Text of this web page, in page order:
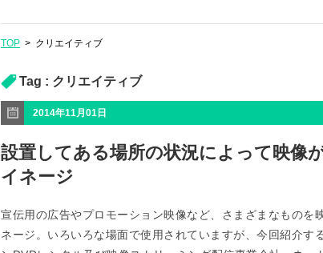
TOP > クリエイティブ
Tag : クリエイティブ
2014年11月01日
設置してある場所の状況によって映像
イネージ
宣伝用の広告やプロモーション映像など、さまざまなものを
ネージ。いろいろな場面で使用されていますが、今回紹介す